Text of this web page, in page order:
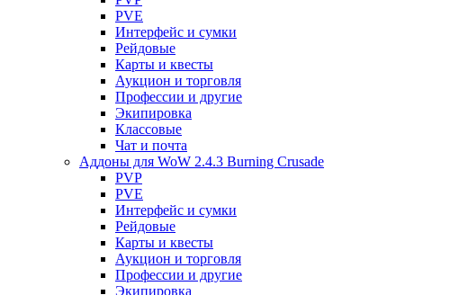
PVE
Интерфейс и сумки
Рейдовые
Карты и квесты
Аукцион и торговля
Профессии и другие
Экипировка
Классовые
Чат и почта
Аддоны для WoW 2.4.3 Burning Crusade
PVP
PVE
Интерфейс и сумки
Рейдовые
Карты и квесты
Аукцион и торговля
Профессии и другие
Экипировка